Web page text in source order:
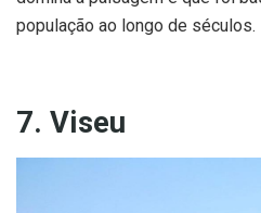
população ao longo de séculos.
7. Viseu